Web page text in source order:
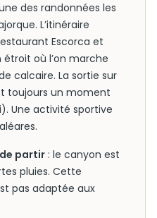
des randonnées les
L’itinéraire
Escorca et
où l’on marche
calcaire. La sortie sur
toujours un moment
Une activité sportive
partir : le canyon est
pluies. Cette
pas adaptée aux